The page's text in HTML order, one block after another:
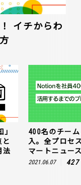
イチからわ
と
法
400名のチー
入。全プロセ
マートニュー
2021.06.07 427